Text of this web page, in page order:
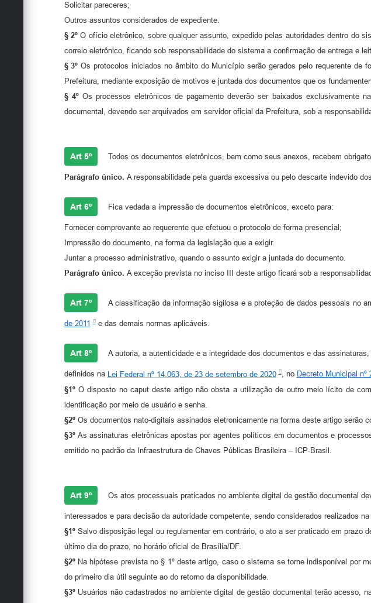
Solicitar pareceres;
Outros assuntos considerados de expediente.
§ 2ºO ofício eletrônico, sobre qualquer assunto, expedido pelas autoridades dentro do
correio eletrônico, ficando sob responsabilidade do sistema a confirmação de entrega e
§ 3ºOs protocolos iniciados no âmbito do Município serão gerados pelo requerente de
Prefeitura, mediante exposição de motivos e juntada dos documentos que os
§ 4º Os processos eletrônicos de pagamento deverão ser baixados exclusivamente
documental, devendo ser arquivados em servidor oficial da Prefeitura, sob a
Art 5º Todos os documentos eletrônicos, bem como seus anexos, recebem
Parágrafo único. A responsabilidade pela guarda excessiva ou pelo descarte indevido
Art 6º Fica vedada a impressão de documentos eletrônicos, exceto para:
Fornecer comprovante ao requerente que efetuou o protocolo de forma presencial;
Impressão do documento, na forma da legislação que a exigir.
Juntar a processo administrativo, quando o assunto exigir a juntada do documento.
Parágrafo único. A exceção prevista no inciso III deste artigo ficará sob a
Art 7º A classificação da informação sigilosa e a proteção de dados pessoais no
de 2011 e das demais normas aplicáveis.
Art 8º A autoria, a autenticidade e a integridade dos documentos e das
definidos na Lei Federal nº 14.063, de 23 de setembro de 2020 , no Decreto Municipal nº
§1º O disposto no caput deste artigo não obsta a utilização de outro meio lícito de
identificação por meio de usuário e senha.
§2º Os documentos nato-digitais assinados eletronicamente na forma deste artigo serão
§3º As assinaturas eletrônicas apostas por agentes políticos em documentos e
emitido no padrão da Infraestrutura de Chaves Públicas Brasileira – ICP-Brasil.
Art 9º Os atos processuais praticados no ambiente digital de gestão documental
interessados e para decisão da autoridade competente, sendo considerados realizados
§1º Salvo disposição legal ou regulamentar em contrário, o ato a ser praticado em
último dia do prazo, no horário oficial de Brasília/DF.
§2º Na hipótese prevista no § 1º deste artigo, caso o sistema se torne indisponível por
do primeiro dia útil seguinte ao do retorno da disponibilidade.
§3º Usuários não cadastrados no ambiente digital de gestão documental terão acesso,